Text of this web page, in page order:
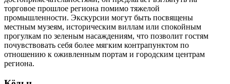
торговое прошлое региона помимо тяжелой
промышленности. Экскурсии могут быть посвящены
местным музеям, историческим виллам или спокойным
прогулкам по зеленым насаждениям, что позволит гостям
почувствовать себя более мягким контрапунктом по
отношению к оживленным портам и городским центрам
региона.